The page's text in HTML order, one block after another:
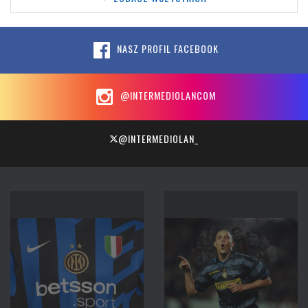
NASZ PROFIL FACEBOOK
@INTERMEDIOLANCOM
@INTERMEDIOLAN_